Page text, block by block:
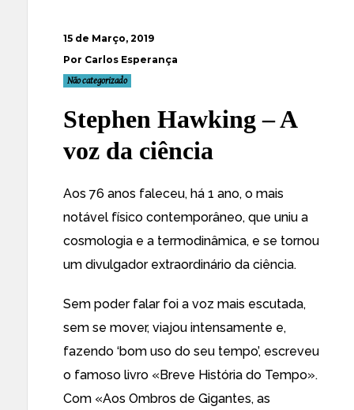
15 de Março, 2019
Por Carlos Esperança
Não categorizado
Stephen Hawking – A
voz da ciência
Aos 76 anos faleceu, há 1 ano, o mais
notável físico contemporâneo, que uniu a
cosmologia e a termodinâmica, e se tornou
um divulgador extraordinário da ciência.
Sem poder falar foi a voz mais escutada,
sem se mover, viajou intensamente e,
fazendo ‘bom uso do seu tempo’, escreveu
o famoso livro «Breve História do Tempo».
Com «Aos Ombros de Gigantes, as